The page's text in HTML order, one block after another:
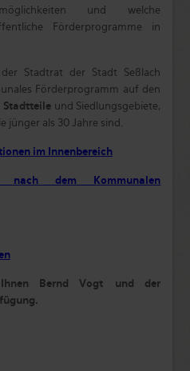
und welche
Förderprogramme in
Stadtrat der Stadt Seßlach
Förderprogramm auf den
Stadtteile und Siedlungsgebiete,
jünger als 30 Jahre sind.
im Innenbereich
nach dem Kommunalen
Bernd Vogt und der